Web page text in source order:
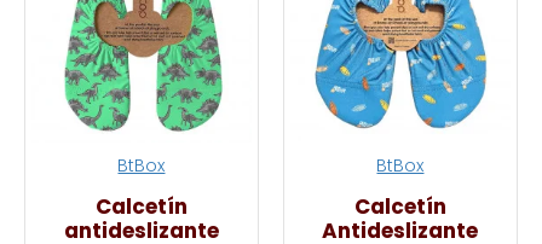
BtBox
Calcetín
antideslizante
BtBox
Calcetín
Antideslizante